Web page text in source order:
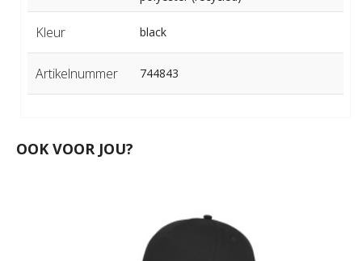
Kleur black
Artikelnummer 744843
OOK VOOR JOU?